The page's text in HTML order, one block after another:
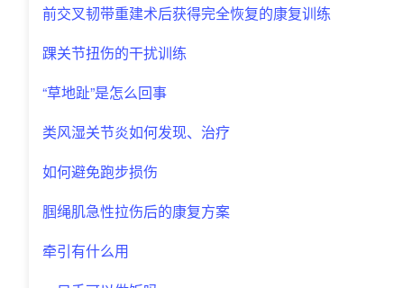
前交叉韧带重建术后获得完全恢复的康复训练
踝关节扭伤的干扰训练
“草地趾”是怎么回事
类风湿关节炎如何发现、治疗
如何避免跑步损伤
腘绳肌急性拉伤后的康复方案
牵引有什么用